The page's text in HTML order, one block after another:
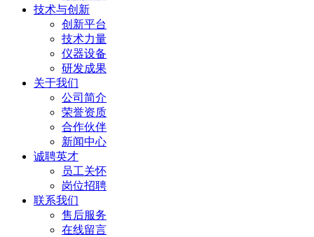
技术与创新
创新平台
技术力量
仪器设备
研发成果
关于我们
公司简介
荣誉资质
合作伙伴
新闻中心
诚聘英才
员工关怀
岗位招聘
联系我们
售后服务
在线留言